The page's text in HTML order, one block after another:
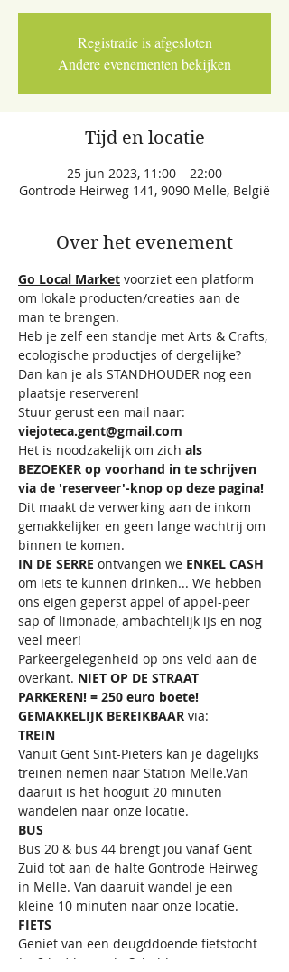
Registratie is afgesloten
Andere evenementen bekijken
Tijd en locatie
25 jun 2023, 11:00 – 22:00
Gontrode Heirweg 141, 9090 Melle, België
Over het evenement
Go Local Market voorziet een platform
om lokale producten/creaties aan de
man te brengen.
Heb je zelf een standje met Arts & Crafts,
ecologische productjes of dergelijke?
Dan kan je als STANDHOUDER nog een
plaatsje reserveren!
Stuur gerust een mail naar:
viejoteca.gent@gmail.com
Het is noodzakelijk om zich als
BEZOEKER op voorhand in te schrijven
via de 'reserveer'-knop op deze pagina!
Dit maakt de verwerking aan de inkom
gemakkelijker en geen lange wachtrij om
binnen te komen.
IN DE SERRE ontvangen we ENKEL CASH
om iets te kunnen drinken... We hebben
ons eigen geperst appel of appel-peer
sap of limonade, ambachtelijk ijs en nog
veel meer!
Parkeergelegenheid op ons veld aan de
overkant. NIET OP DE STRAAT
PARKEREN! = 250 euro boete!
GEMAKKELIJK BEREIKBAAR via:
TREIN
Vanuit Gent Sint-Pieters kan je dagelijks
treinen nemen naar Station Melle.Van
daaruit is het hooguit 20 minuten
wandelen naar onze locatie.
BUS
Bus 20 & bus 44 brengt jou vanaf Gent
Zuid tot aan de halte Gontrode Heirweg
in Melle. Van daaruit wandel je een
kleine 10 minuten naar onze locatie.
FIETS
Geniet van een deugddoende fietstocht
(+- 8 km) langs de Schelde.